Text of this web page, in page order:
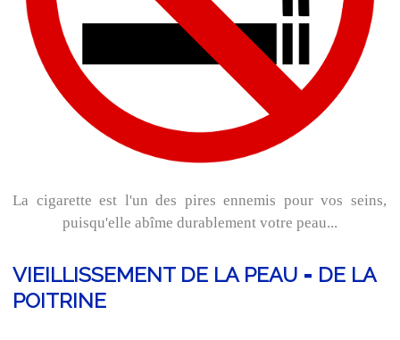
La cigarette est l'un des pires ennemis pour vos seins,
puisqu'elle abîme durablement votre peau...
VIEILLISSEMENT DE LA PEAU = DE LA
POITRINE